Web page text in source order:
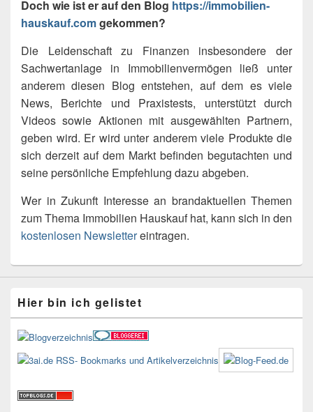
Doch wie ist er auf den Blog https://immobilien-
hauskauf.comgekommen?
Die Leidenschaft zu Finanzen insbesondere der
Sachwertanlage in Immobilienvermögen ließ unter
anderem diesen Blog entstehen, auf dem es viele
News, Berichte und Praxistests, unterstützt durch
Videos sowie Aktionen mit ausgewählten Partnern,
geben wird. Er wird unter anderem viele Produkte die
sich derzeit auf dem Markt befinden begutachten und
seine persönliche Empfehlung dazu abgeben.
Wer in Zukunft Interesse an brandaktuellen Themen
zum Thema Immobilien Hauskauf hat, kann sich in den
kostenlosen Newslettereintragen.
Hier bin ich gelistet